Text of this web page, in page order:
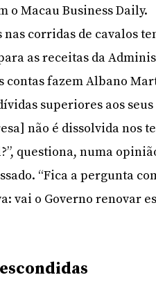
o Macau Business Daily.
nas corridas de cavalos
as receitas da
contas fazem Albano
superiores aos
não é dissolvida nos
questiona, numa
“Fica a pergunta
vai o Governo renovar